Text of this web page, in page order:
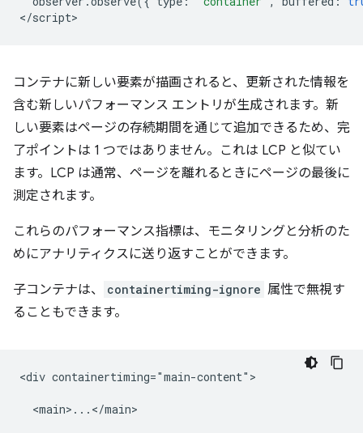
</script
コンテナに新しい要素が描画されると、更新された情報を
含む新しいパフォーマンス エントリが生成されます。新
しい要素はページの存続期間を通じて追加できるため、完
了ポイントは 1 つではありません。これは LCP と似てい
ます。LCP は通常、ページを離れるときにページの最後に
測定されます。
これらのパフォーマンス指標は、モニタリングと分析のた
めにアナリティクスに送り返すことができます。
子コンテナは、 containertiming-ignore 属性で無視す
ることもできます。
<div containertiming="main-content">
  <main>...</main>